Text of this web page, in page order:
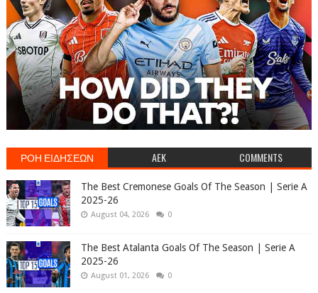
ΡΟΗ ΕΙΔΗΣΕΩΝ AEK COMMENTS
The Best Cremonese Goals Of The Season | Serie A
2025-26
August 04, 2026 0
The Best Atalanta Goals Of The Season | Serie A
2025-26
August 01, 2026 0